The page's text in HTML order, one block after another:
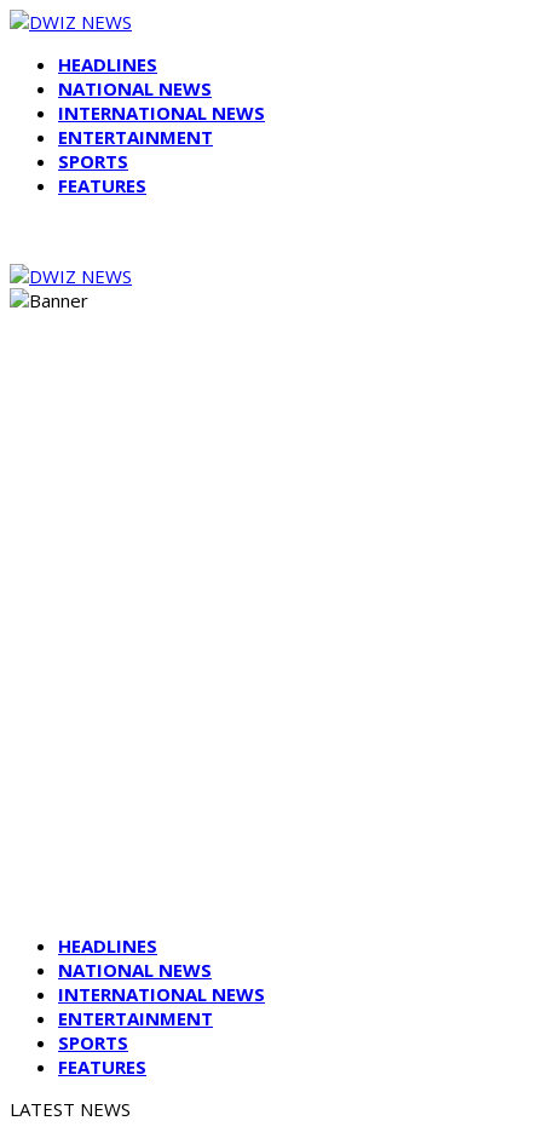
HEADLINES
NATIONAL NEWS
INTERNATIONAL NEWS
ENTERTAINMENT
SPORTS
FEATURES
HEADLINES
NATIONAL NEWS
INTERNATIONAL NEWS
ENTERTAINMENT
SPORTS
FEATURES
LATEST NEWS